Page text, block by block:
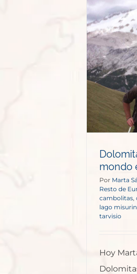
mondo
Por Marta
Resto de
cambolitas,
lago
tarvisio
Hoy